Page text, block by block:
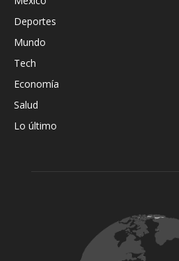
Deportes
Mundo
Tech
Economía
Salud
Lo último